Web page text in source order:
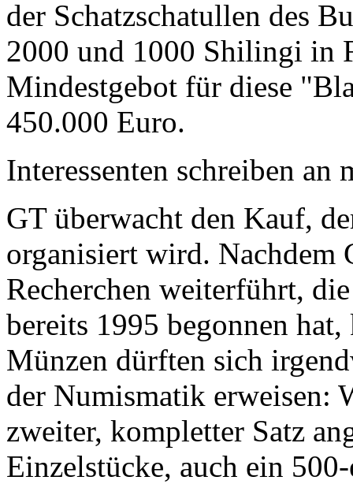
der Schatzschatullen des
2000 und 1000 Shilingi in
Mindestgebot für diese
450.000 Euro.
Interessenten schreiben
GT überwacht den Kauf,
organisiert wird. Nachdem
Recherchen weiterführt,
bereits 1995 begonnen
Münzen dürften sich
der Numismatik erweisen:
zweiter, kompletter Satz
Einzelstücke, auch ein